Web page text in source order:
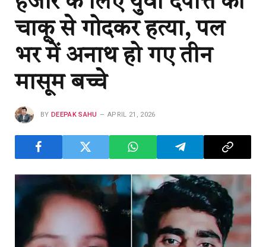
चाकू से गोदकर हत्या, पल
भर में अनाथ हो गए तीन
मासूम बच्चे
BY DEEPAK SAHU APRIL 21, 2026